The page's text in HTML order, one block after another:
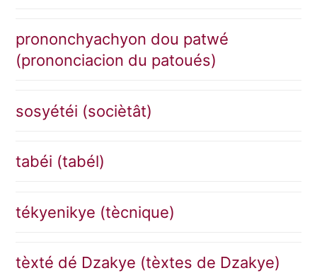
prononchyachyon dou patwé
(prononciacion du patoués)
sosyétéi (sociètât)
tabéi (tabél)
tékyenikye (tècnique)
tèxté dé Dzakye (tèxtes de Dzakye)